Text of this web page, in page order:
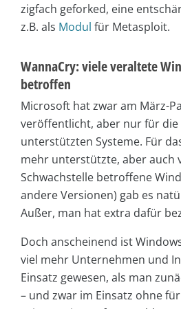
zigfach geforked, eine
z.B. als Modul für Metasploit.
WannaCry: viele veraltete
betroffen
Microsoft hat zwar am März-
veröffentlicht, aber nur für die
unterstützten Systeme. Für
mehr unterstützte, aber auch
Schwachstelle betroffene
andere Versionen) gab es
Außer, man hat extra dafür
Doch anscheinend ist
viel mehr Unternehmen und
Einsatz gewesen, als man
– und zwar im Einsatz ohne